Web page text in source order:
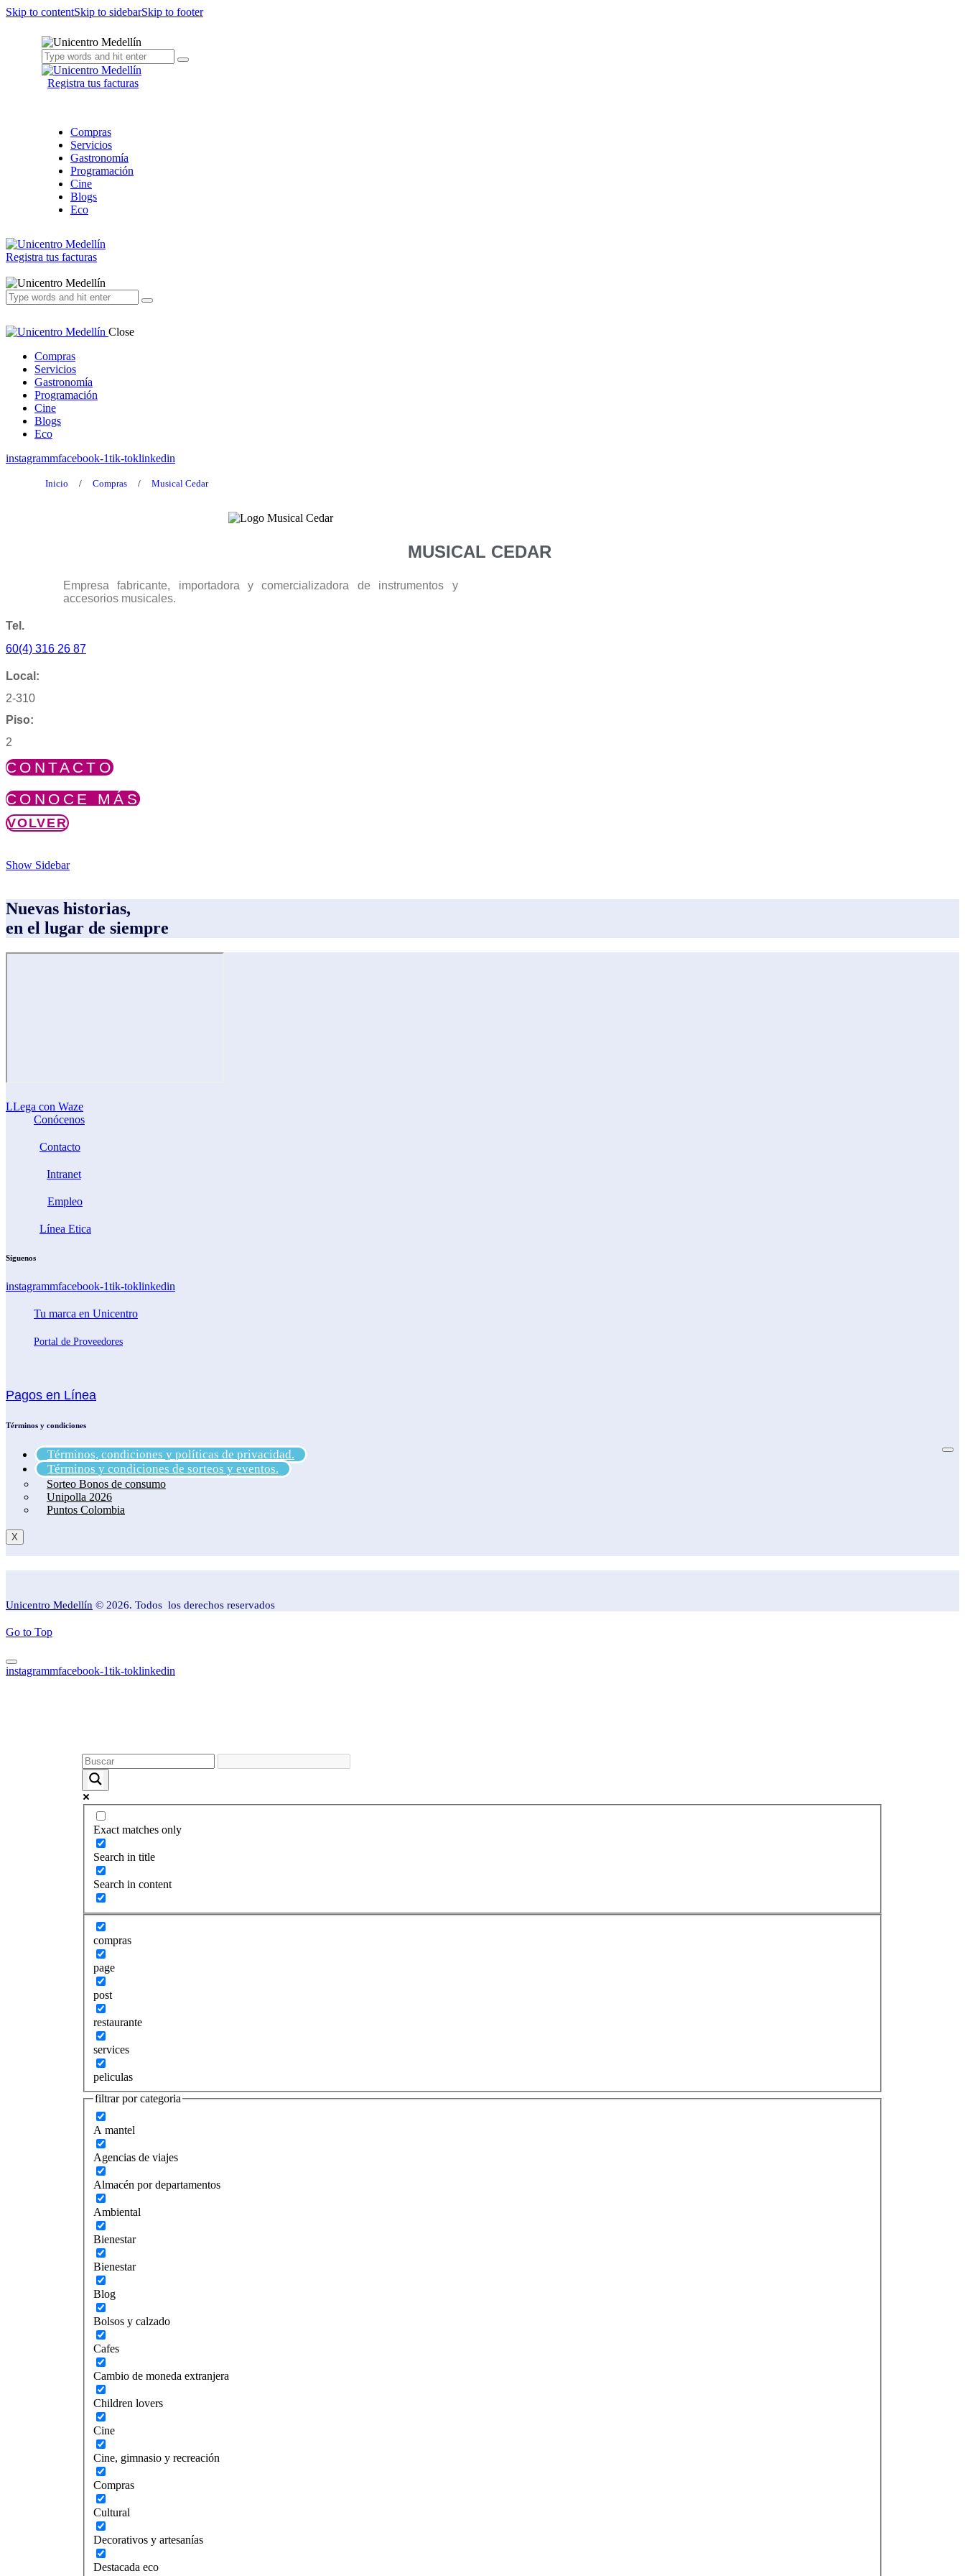
Skip to contentSkip to sidebarSkip to footer
Registra tus facturas
Compras
Servicios
Gastronomía
Programación
Cine
Blogs
Eco
Registra tus facturas
Close
Compras
Servicios
Gastronomía
Programación
Cine
Blogs
Eco
instagrammfacebook-1tik-toklinkedin
Inicio / Compras / Musical Cedar
MUSICAL CEDAR
Empresa fabricante, importadora y comercializadora de instrumentos y
accesorios musicales.
Tel.
60(4) 316 26 87
Local:
2-310
Piso:
2
CONTACTO
CONOCE MÁS
VOLVER
Show Sidebar
Nuevas historias,
en el lugar de siempre
LLega con Waze
Conócenos
Contacto
Intranet
Empleo
Línea Etica
Síguenos
instagrammfacebook-1tik-toklinkedin
Tu marca en Unicentro
Portal de Proveedores
Pagos en Línea
Términos y condiciones
Términos, condiciones y políticas de privacidad.
Términos y condiciones de sorteos y eventos.
Sorteo Bonos de consumo
Unipolla 2026
Puntos Colombia
X
Unicentro Medellín © 2026. Todos los derechos reservados
Go to Top
instagrammfacebook-1tik-toklinkedin
Exact matches only
Search in title
Search in content
compras
page
post
restaurante
services
peliculas
filtrar por categoria
A mantel
Agencias de viajes
Almacén por departamentos
Ambiental
Bienestar
Bienestar
Blog
Bolsos y calzado
Cafes
Cambio de moneda extranjera
Children lovers
Cine
Cine, gimnasio y recreación
Compras
Cultural
Decorativos y artesanías
Destacada eco